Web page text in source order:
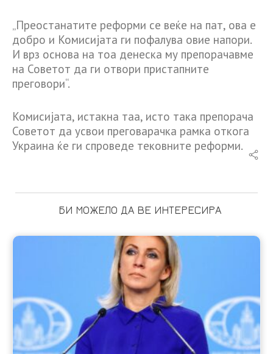
„Преостанатите реформи се веќе на пат, ова е
добро и Комисијата ги пофалува овие напори.
И врз основа на тоа денеска му препорачавме
на Советот да ги отвори пристапните
преговори“.
Комисијата, истакна таа, исто така препорача
Советот да усвои преговарачка рамка откога
Украина ќе ги спроведе тековните реформи.
БИ МОЖЕЛО ДА ВЕ ИНТЕРЕСИРА